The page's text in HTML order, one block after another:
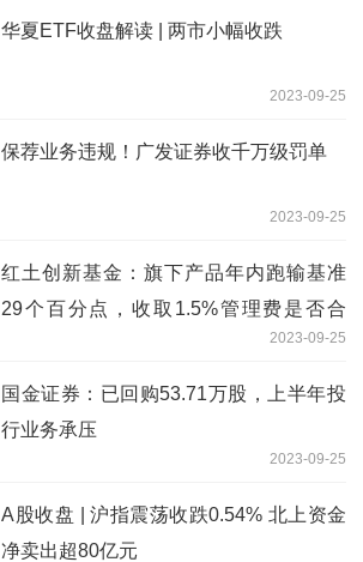
华夏ETF收盘解读 | 两市小幅收跌
2023-09-25
保荐业务违规！广发证券收千万级罚单
2023-09-25
红土创新基金：旗下产品年内跑输基准
29个百分点，收取1.5%管理费是否合
2023-09-25
国金证券：已回购53.71万股，上半年投
行业务承压
2023-09-25
A股收盘 | 沪指震荡收跌0.54% 北上资金
净卖出超80亿元